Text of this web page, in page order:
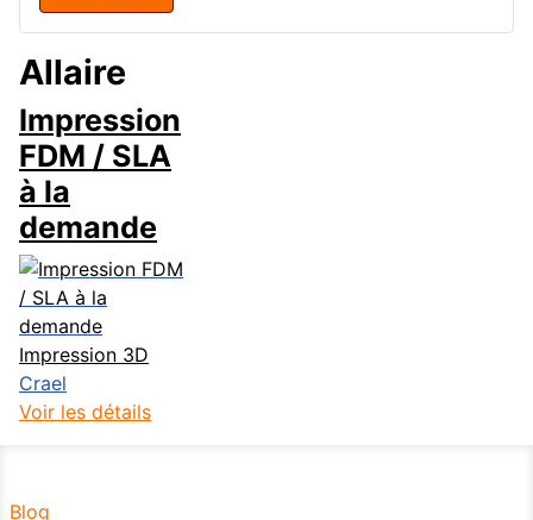
Allaire
Impression
FDM / SLA
à la
demande
Impression 3D
Crael
Voir les détails
Blog